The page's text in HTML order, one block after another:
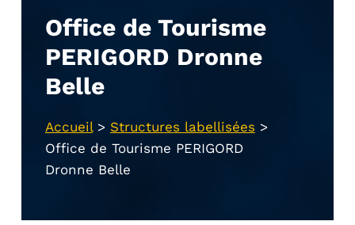
Office de Tourisme
PERIGORD Dronne
Belle
Accueil> Structures labellisées >
Office de Tourisme PERIGORD
Dronne Belle